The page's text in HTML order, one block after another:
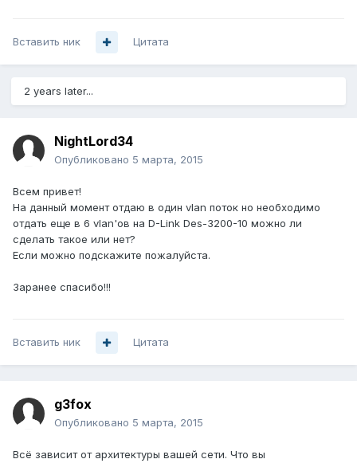
Вставить ник Цитата
2 years later...
NightLord34
Опубликовано 5 марта, 2015
Всем привет!
На данный момент отдаю в один vlan поток но необходимо
отдать еще в 6 vlan'ов на D-Link Des-3200-10 можно ли
сделать такое или нет?
Если можно подскажите пожалуйста.
Заранее спасибо!!!
Вставить ник Цитата
g3fox
Опубликовано 5 марта, 2015
Всё зависит от архитектуры вашей сети. Что вы